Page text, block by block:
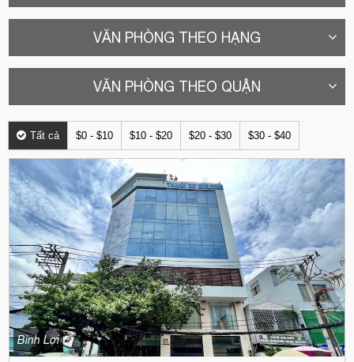
VĂN PHÒNG THEO HẠNG
VĂN PHÒNG THEO QUẬN
Tất cả $0 - $10 $10 - $20 $20 - $30 $30 - $40
Bình Lợi